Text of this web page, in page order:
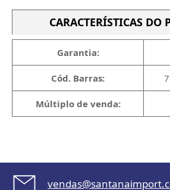
CARACTERÍSTICAS DO
Garantia:
Cód. Barras:
Múltiplo de venda: